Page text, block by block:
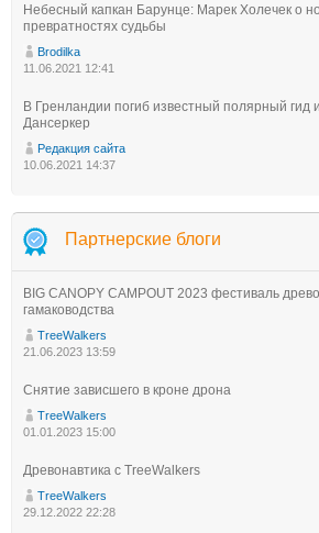
Небесный капкан Барунце: Марек Холечек о
превратностях судьбы
Brodilka
11.06.2021 12:41
В Гренландии погиб известный полярный гид
Дансеркер
Редакция сайта
10.06.2021 14:37
Партнерские блоги
BIG CANOPY CAMPOUT 2023 фестиваль
гамаководства
TreeWalkers
21.06.2023 13:59
Снятие зависшего в кроне дрона
TreeWalkers
01.01.2023 15:00
Древонавтика с TreeWalkers
TreeWalkers
29.12.2022 22:28